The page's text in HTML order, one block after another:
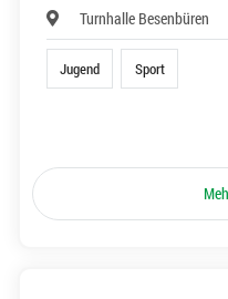
Turnhalle Besenbüren
Jugend Sport